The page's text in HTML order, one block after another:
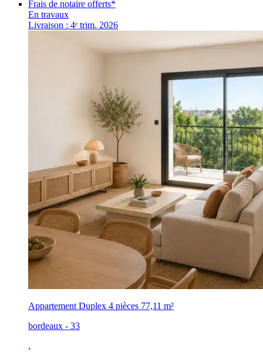
Frais de notaire offerts*
En travaux
Livraison : 4ᵉ trim. 2026
Appartement Duplex 4 pièces 77,11 m²
bordeaux - 33
,